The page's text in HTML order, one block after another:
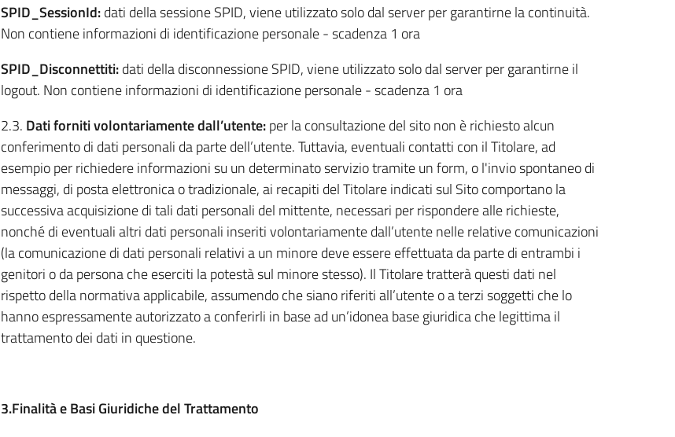
SPID_SessionId:dati della sessione SPID, viene utilizzato solo dal server per garantirne la continuità.
Non contiene informazioni di identificazione personale - scadenza 1 ora
SPID_Disconnettiti:dati della disconnessione SPID, viene utilizzato solo dal server per garantirne il
logout. Non contiene informazioni di identificazione personale - scadenza 1 ora
2.3. Dati forniti volontariamente dall’utente:per la consultazione del sito non è richiesto alcun
conferimento di dati personali da parte dell’utente. Tuttavia, eventuali contatti con il Titolare, ad
esempio per richiedere informazioni su un determinato servizio tramite un form, o l'invio spontaneo di
messaggi, di posta elettronica o tradizionale, ai recapiti del Titolare indicati sul Sito comportano la
successiva acquisizione di tali dati personali del mittente, necessari per rispondere alle richieste,
nonché di eventuali altri dati personali inseriti volontariamente dall’utente nelle relative comunicazioni
(la comunicazione di dati personali relativi a un minore deve essere effettuata da parte di entrambi i
genitori o da persona che eserciti la potestà sul minore stesso). Il Titolare tratterà questi dati nel
rispetto della normativa applicabile, assumendo che siano riferiti all’utente o a terzi soggetti che lo
hanno espressamente autorizzato a conferirli in base ad un’idonea base giuridica che legittima il
trattamento dei dati in questione.
3.Finalità e Basi Giuridiche del Trattamento